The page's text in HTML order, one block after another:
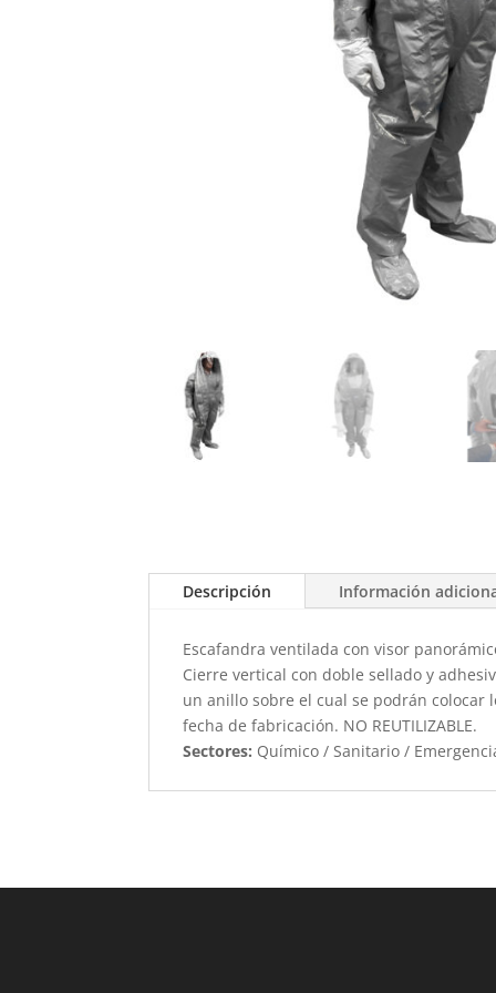
Descripción Información
Escafandra ventilada con visor
Cierre vertical con doble sellado y
un anillo sobre el cual se podrán colocar
fecha de fabricación. NO REUTILIZABLE.
Sectores: Químico / Sanitario /